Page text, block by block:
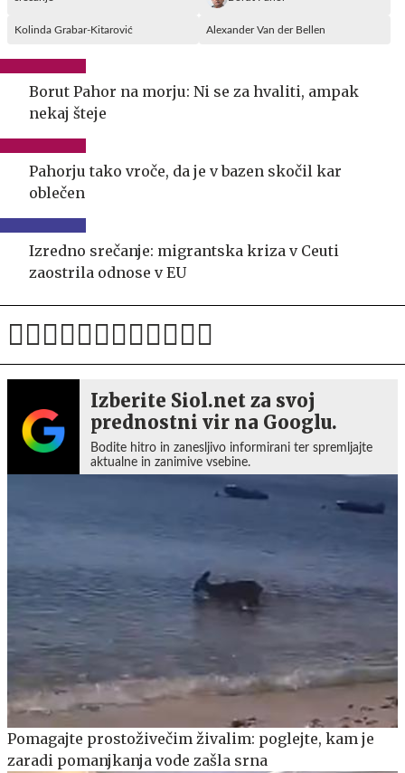
Kolinda Grabar-Kitarović Alexander Van der Bellen
Borut Pahor na morju: Ni se za hvaliti, ampak
nekaj šteje
Pahorju tako vroče, da je v bazen skočil kar
oblečen
Izredno srečanje: migrantska kriza v Ceuti
zaostrila odnose v EU
Izberite Siol.net za svoj
prednostni vir na Googlu.
Bodite hitro in zanesljivo informirani ter spremljajte
aktualne in zanimive vsebine.
Pomagajte prostoživečim živalim: poglejte, kam je
zaradi pomanjkanja vode zašla srna